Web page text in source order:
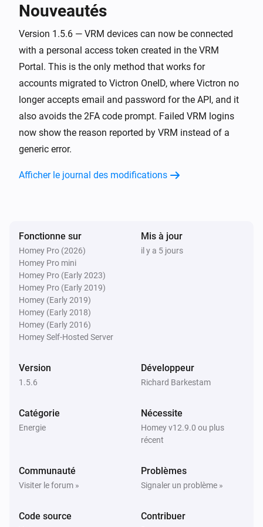
Le compteur électrique a changé
Energy Meter
Grid surplus changed to [[power]] /
[[single_phase]] / [[three_phase]]
EV Charger
Charge démarrée
Charge arrêtée
EV Charger
Le courant électrique a changé
EV Charger
Le compteur électrique a changé
EV Charger
Solar Charger
L'énergie a changé
Solar Charger
Nouveautés
Version 1.5.6 — VRM devices can now be connected
with a personal access token created in the VRM
Portal. This is the only method that works for
accounts migrated to Victron OneID, where Victron no
longer accepts email and password for the API, and it
also avoids the 2FA code prompt. Failed VRM logins
now show the reason reported by VRM instead of a
generic error.
Afficher le journal des modifications
Fonctionne sur
Homey Pro (2026)
Homey Pro mini
Homey Pro (Early 2023)
Homey Pro (Early 2019)
Homey (Early 2019)
Homey (Early 2018)
Homey (Early 2016)
Homey Self-Hosted Server
Mis à jour
il y a 5 jours
Version
1.5.6
Développeur
Richard Barkestam
Catégorie
Energie
Nécessite
Homey v12.9.0 ou plus
récent
Communauté
Visiter le forum »
Problèmes
Signaler un problème »
Code source Contribuer